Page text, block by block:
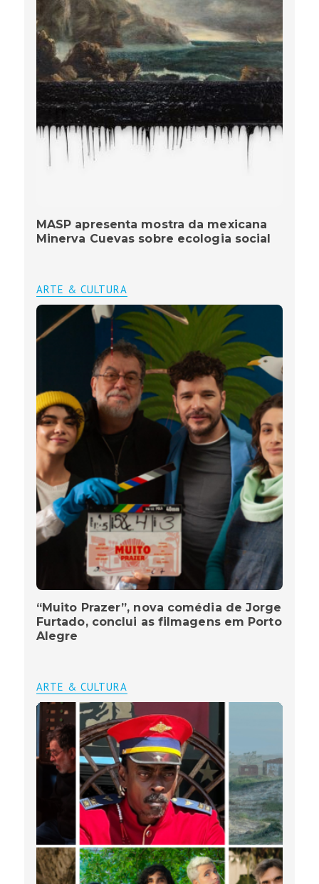
MASP apresenta mostra da mexicana
Minerva Cuevas sobre ecologia social
ARTE & CULTURA
“Muito Prazer”, nova comédia de Jorge
Furtado, conclui as filmagens em Porto
Alegre
ARTE & CULTURA